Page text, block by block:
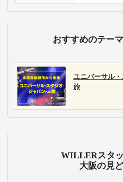
おすすめのテー
ユニバーサル
旅
WILLERスタッ
大阪の見